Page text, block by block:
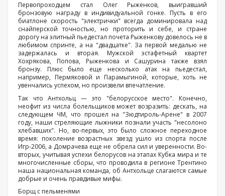
Первопроходцем стал Олег Рыженков, выигравший
бронзовую награду в индивидуальной гонке. Пусть в его
биатлоне скорость "электрички" всегда доминировала над
снайперской точностью, но проторить и себе, и стране
дорогу на элитный пьедестал почета Рыженкову довелось не в
любимом спринте, а на "двадцатке". За первой медалью не
задержалась и вторая. Мужской эстафетный квартет
Хохрякова, Попова, Рыженкова и Сашурина также взял
бронзу. Плюс было еще несколько атак на пьедестал,
например, Пермяковой и Парамыгиной, которые, хоть не
увенчались успехом, но произвели впечатление.
Так что Антхольц — это "белорусское место". Конечно,
неофит из числа болельщиков может возразить: дескать, на
следующем ЧМ, что прошел на "Зюдтироль-Арене" в 2007
году, наши стреляющие лыжники познали участь "несолоно
хлебавших". Но, во-первых, это было сложное переходное
время: поколение возрастных звезд ушло из спорта после
Игр-2006, а Домрачева еще не обрела сил и уверенности. Во-
вторых, учитывая успехи белорусов на этапах Кубка мира и те
многочисленные сборы, что проводила в регионе Трентино
наша национальная команда, об Антхольце слагаются самые
добрые и очень правдивые мифы.
Борщ с пельменями